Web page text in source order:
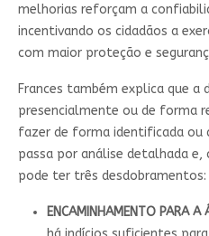
melhorias reforçam a
incentivando os cidadãos a
com maior proteção e
Frances também explica que a
presencialmente ou de forma
fazer de forma identificada ou
passa por análise detalhada e,
pode ter três desdobramentos:
ENCAMINHAMENTO PARA A